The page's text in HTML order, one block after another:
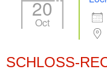
20
Oct
SCHLOSS-